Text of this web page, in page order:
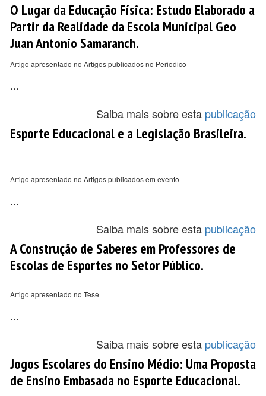
O Lugar da Educação Física: Estudo Elaborado a
Partir da Realidade da Escola Municipal Geo
Juan Antonio Samaranch.
Artigo apresentado no Artigos publicados no Periodico
...
Saiba mais sobre esta publicação
Esporte Educacional e a Legislação Brasileira.
Artigo apresentado no Artigos publicados em evento
...
Saiba mais sobre esta publicação
A Construção de Saberes em Professores de
Escolas de Esportes no Setor Público.
Artigo apresentado no Tese
...
Saiba mais sobre esta publicação
Jogos Escolares do Ensino Médio: Uma Proposta
de Ensino Embasada no Esporte Educacional.